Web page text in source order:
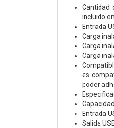
Cantidad
incluido
Entrada
Carga
Carga
Carga
es
poder
Entrada
Salida